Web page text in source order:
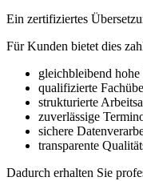
Ein zertifiziertes
Für Kunden bietet dies
gleichbleibend
qualifizierte
strukturierte
zuverlässige
sichere
transparente
Dadurch erhalten Sie